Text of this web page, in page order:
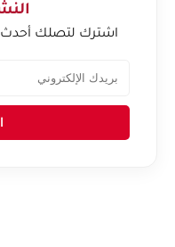
اشترك لتصلك أحدث